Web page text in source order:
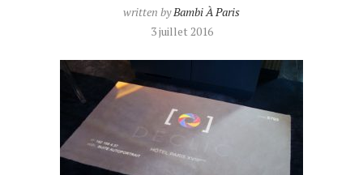
written byBambi À Paris
3 juillet 2016